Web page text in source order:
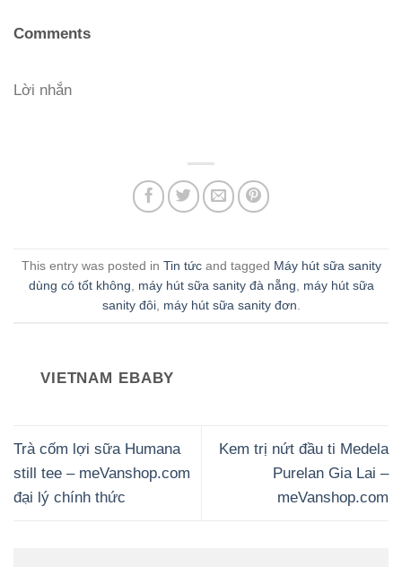
Comments
Lời nhắn
This entry was posted in Tin tứcand tagged Máy hút sữa sanity
dùng có tốt không
máy hút sữa sanity đà nẵng
máy hút sữa
sanity đôi, máy hút sữa sanity đơn
VIETNAM EBABY
Trà cốm lợi sữa Humana
still tee – meVanshop.com
đại lý chính thức
Kem trị nứt đầu ti Medela
Purelan Gia Lai –
meVanshop.com